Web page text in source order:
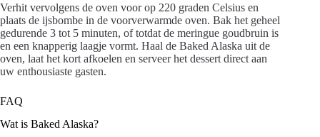
Verhit vervolgens de oven voor op 220 graden Celsius en
plaats de ijsbombe in de voorverwarmde oven. Bak het geheel
gedurende 3 tot 5 minuten, of totdat de meringue goudbruin is
en een knapperig laagje vormt. Haal de Baked Alaska uit de
oven, laat het kort afkoelen en serveer het dessert direct aan
uw enthousiaste gasten.
FAQ
Wat is Baked Alaska?